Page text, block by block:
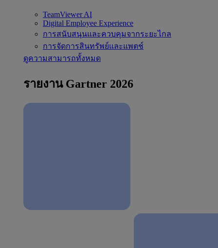
TeamViewer AI
Digital Employee Experience
การสนับสนุนและควบคุมจากระยะไกล
การจัดการสินทรัพย์และแพตช์
ดูความสามารถทั้งหมด
รายงาน Gartner 2026